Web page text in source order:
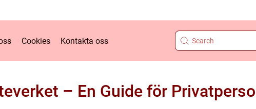
Cookies Kontakta oss
– En Guide för